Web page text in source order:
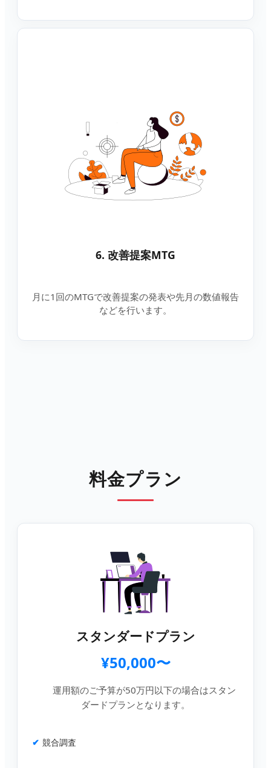
6. 改善提案MTG
月に1回のMTGで改善提案の発表や先月の数値報告
などを行います。
料金プラン
スタンダードプラン
¥50,000〜
運用額のご予算が50万円以下の場合はスタン
ダードプランとなります。
競合調査